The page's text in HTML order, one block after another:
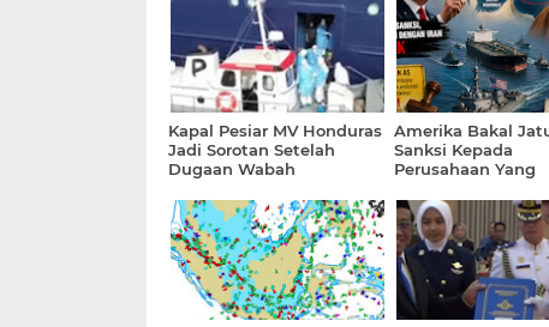
Kapal Pesiar MV Honduras
Jadi Sorotan Setelah
Dugaan Wabah
Amerika Bakal
Sanksi Kepada
Perusahaan Yang
Lintas Selat